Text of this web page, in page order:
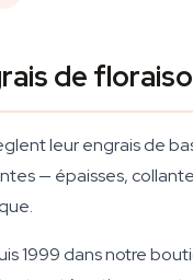
de
leur engrais de
— épaisses,
1999 dans notre